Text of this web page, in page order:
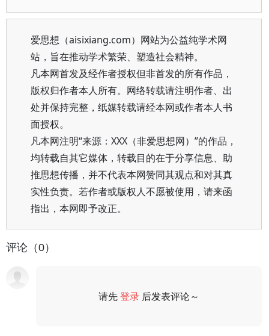
爱思想（aisixiang.com）网站为公益纯学术网
站，旨在推动学术繁荣、塑造社会精神。
凡本网首发及经作者授权但非首发的所有作品，
版权归作者本人所有。网络转载请注明作者、出
处并保持完整，纸媒转载请经本网或作者本人书
面授权。
凡本网注明“来源：XXX（非爱思想网）”的作品，
均转载自其它媒体，转载目的在于分享信息、助
推思想传播，并不代表本网赞同其观点和对其真
实性负责。若作者或版权人不愿被使用，请来函
指出，本网即予改正。
评论（0）
请先登录 后发表评论～